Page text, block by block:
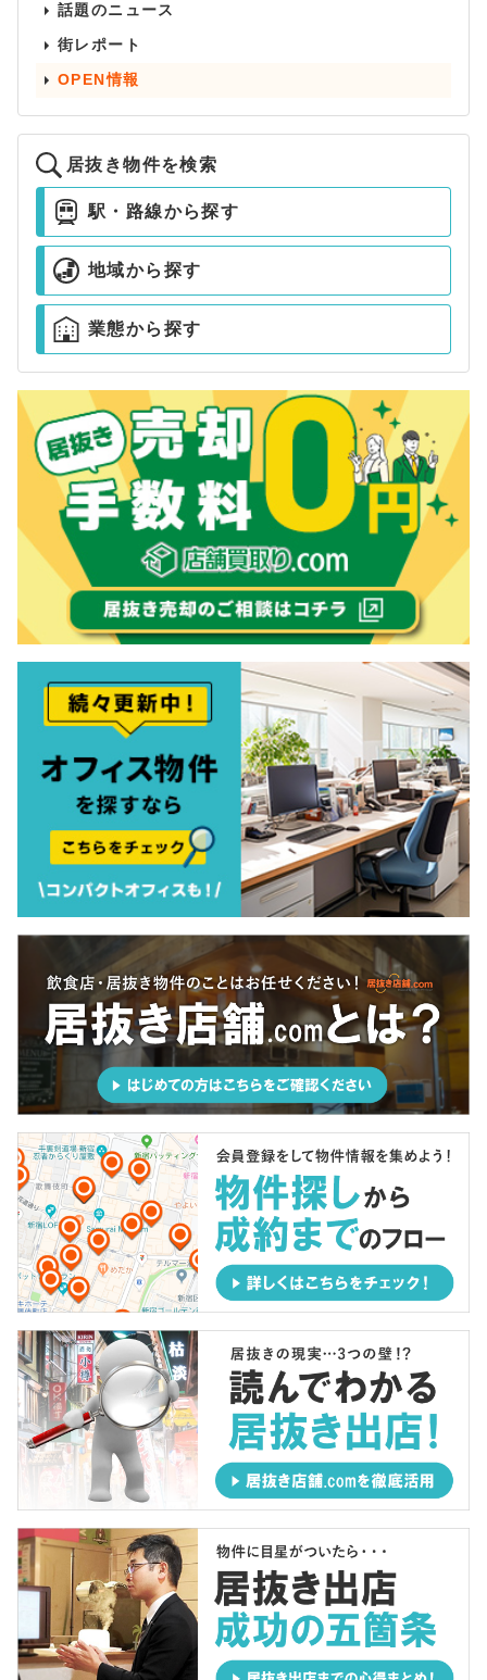
話題のニュース
街レポート
OPEN情報
居抜き物件を検索
駅・路線から探す
地域から探す
業態から探す